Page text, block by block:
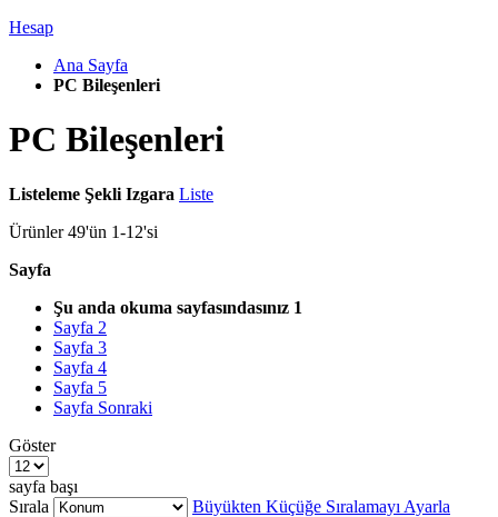
Hesap
Ana Sayfa
PC Bileşenleri
PC Bileşenleri
Listeleme Şekli Izgara Liste
Ürünler49'ün 1-12'si
Sayfa
Şu anda okuma sayfasındasınız 1
Sayfa 2
Sayfa 3
Sayfa 4
Sayfa 5
Sayfa Sonraki
Göster
sayfa başı
Sırala
Büyükten Küçüğe Sıralamayı Ayarla